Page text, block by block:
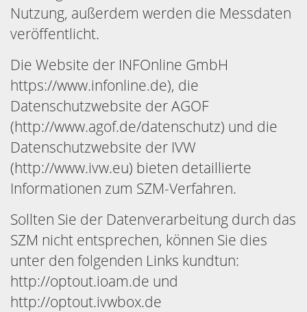
Nutzung, außerdem werden die Messdaten
veröffentlicht.
Die Website der INFOnline GmbH
https://www.infonline.de), die
Datenschutzwebsite der AGOF
(http://www.agof.de/datenschutz) und die
Datenschutzwebsite der IVW
(http://www.ivw.eu) bieten detaillierte
Informationen zum SZM-Verfahren.
Sollten Sie der Datenverarbeitung durch das
SZM nicht entsprechen, können Sie dies
unter den folgenden Links kundtun:
http://optout.ioam.de und
http://optout.ivwbox.de